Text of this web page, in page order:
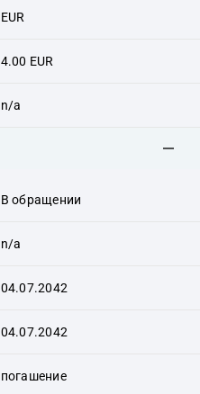
EUR
4.00 EUR
n/a
В обращении
n/a
04.07.2042
04.07.2042
погашение